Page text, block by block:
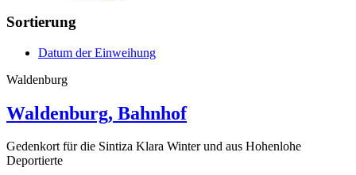
Sortierung
Datum der Einweihung
Waldenburg
Waldenburg, Bahnhof
Gedenkort für die Sintiza Klara Winter und aus Hohenlohe
Deportierte